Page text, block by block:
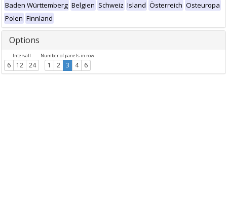
Baden Württemberg Belgien Schweiz Island Österreich Osteuropa
Polen Finnland
Options
Intervall
6 12 24
Number of panels in row
1 2 3 4 6